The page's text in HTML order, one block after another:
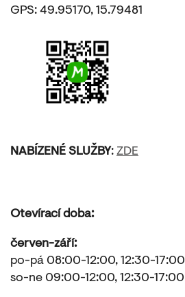
GPS: 49.95170, 15.79481
NABÍZENÉ SLUŽBY: ZDE
Otevírací doba:
červen-září:
po-pá 08:00-12:00, 12:30-17:00
so-ne 09:00-12:00, 12:30-17:00